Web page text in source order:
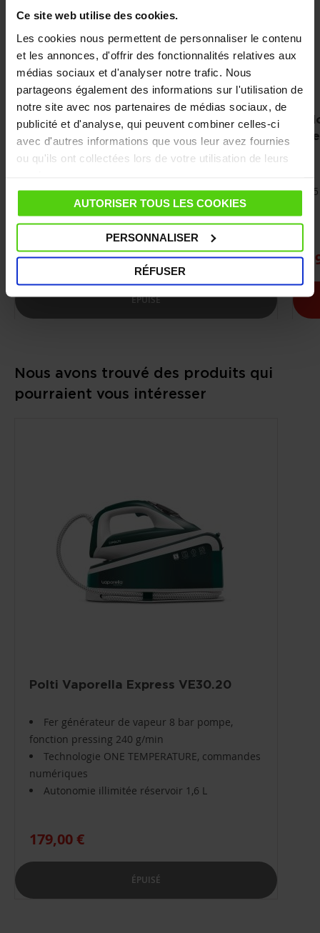
Ce site web utilise des cookies.
Les cookies nous permettent de personnaliser le contenu
et les annonces, d'offrir des fonctionnalités relatives aux
médias sociaux et d'analyser notre trafic. Nous
partageons également des informations sur l'utilisation de
notre site avec nos partenaires de médias sociaux, de
publicité et d'analyse, qui peuvent combiner celles-ci
avec d'autres informations que vous leur avez fournies
ou qu'ils ont collectées lors de votre utilisation de leurs
AUTORISER TOUS LES COOKIES
PERSONNALISER
RÉFUSER
Housse en coton pour planche à
repasser XL PAEU0339
Housse pour table à repasser
48,5 cm
Pour Polti Vaporella Table Top
24,90 €
ÉPUISÉ
Nous avons trouvé des produits qui
pourraient vous intéresser
Polti Vaporella Express VE30.20
Fer générateur de vapeur 8 bar pompe,
fonction pressing 240 g/min
Technologie ONE TEMPERATURE, commandes
numériques
Autonomie illimitée réservoir 1,6 L
179,00 €
ÉPUISÉ